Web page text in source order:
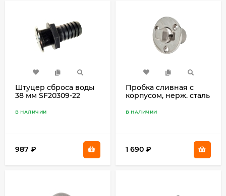
Штуцер сброса воды
38 мм SF20309-22
В НАЛИЧИИ
987 ₽
Пробка сливная с
корпусом, нерж. сталь
В НАЛИЧИИ
1 690 ₽